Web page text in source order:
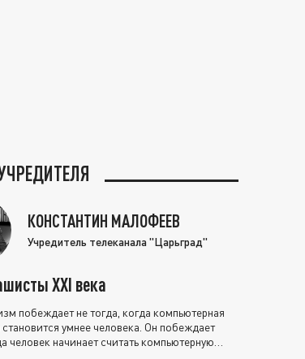
КОНСТАНТИН МАЛОФЕЕВ
Учредитель телеканала "Царьград"
XXI века
побеждает не тогда, когда компьютерная
умнее человека. Он побеждает
человек начинает считать компьютерную